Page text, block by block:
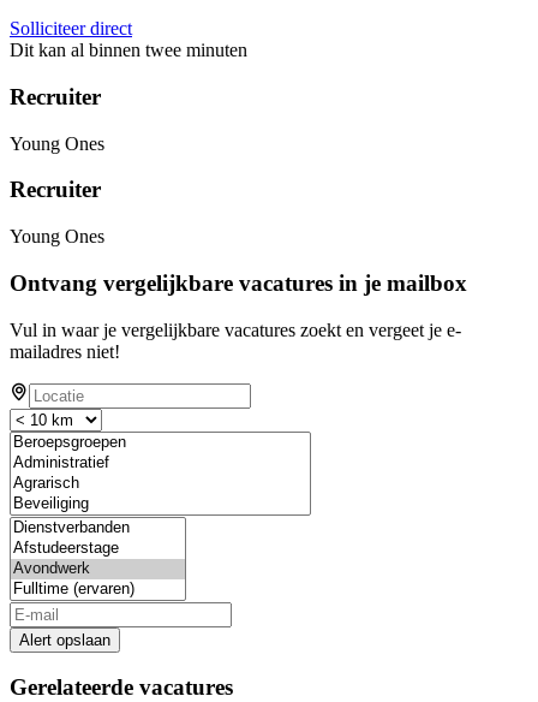
Solliciteer direct
Dit kan al binnen twee minuten
Recruiter
Young Ones
Recruiter
Young Ones
Ontvang vergelijkbare vacatures in je mailbox
Vul in waar je vergelijkbare vacatures zoekt en vergeet je e-
mailadres niet!
Alert opslaan
Gerelateerde vacatures